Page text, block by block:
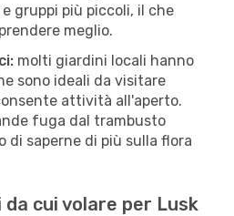
gruppi più piccoli, il che
meglio.
molti giardini locali hanno
sono ideali da visitare
attività all'aperto.
fuga dal trambusto
di saperne di più sulla flora
cui volare per Lusk